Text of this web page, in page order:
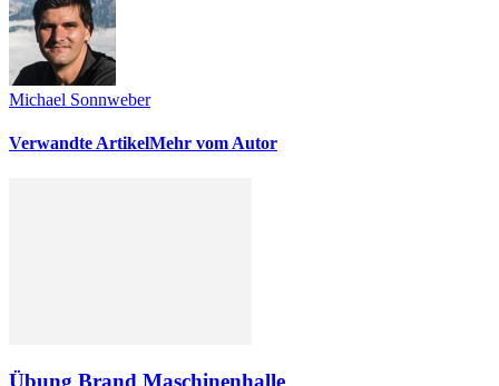
Michael Sonnweber
Verwandte ArtikelMehr vom Autor
Übung Brand Maschinenhalle